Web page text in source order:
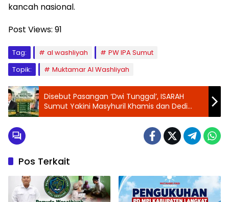
kancah nasional.
Post Views: 91
Tag: al washliyah
PW IPA Sumut
Topik:
Muktamar Al Washliyah
Disebut Pasangan ‘Dwi Tunggal’, ISARAH
Sumut Yakini Masyhuril Khamis dan Dedi
Iskandar Bawa Kemaslahatan
Pos Terkait